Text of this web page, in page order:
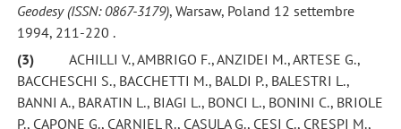
Geodesy (ISSN: 0867-3179), Warsaw, Poland 12 settembre
1994, 211-220 .
(3)
ACHILLI V., AMBRIGO F., ANZIDEI M., ARTESE G.,
BACCHESCHI S., BACCHETTI M., BALDI P., BALESTRI L.,
BANNI A., BARATIN L., BIAGI L., BONCI L., BONINI C., BRIOLE
P., CAPONE G., CARNIEL R., CASULA G., CESI C., CRESPI M.,